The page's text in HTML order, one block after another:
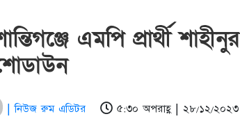
এমপি প্রার্থী
| নিউজ রুম এডিটর ৫:৩০ অপরাহ্ণ | ২৮/১২/২০২৩